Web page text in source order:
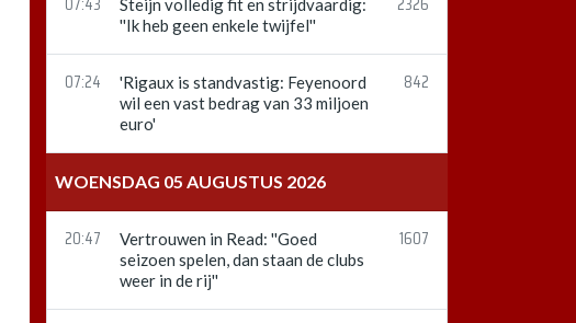
Steijn volledig fit en strijdvaardig:
''Ik heb geen enkele twijfel''
07:24
'Rigaux is standvastig: Feyenoord
wil een vast bedrag van 33 miljoen
euro'
842
WOENSDAG 05 AUGUSTUS 2026
20:47
Vertrouwen in Read: ''Goed
seizoen spelen, dan staan de clubs
weer in de rij''
1607